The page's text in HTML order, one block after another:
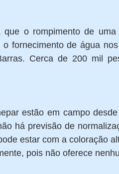
que o rompimento de
fornecimento de água
Cerca de 200 mil
estão em campo
há previsão de
estar com a coloração
pois não oferece